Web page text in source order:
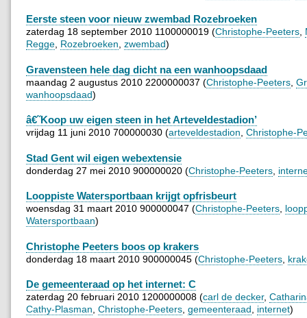
Eerste steen voor nieuw zwembad Rozebroeken
zaterdag 18 september 2010 1100000019 (Christophe-Peeters,
Regge, Rozebroeken, zwembad)
Gravensteen hele dag dicht na een wanhoopsdaad
maandag 2 augustus 2010 2200000037 (Christophe-Peeters
wanhoopsdaad)
â€˜Koop uw eigen steen in het Arteveldestadion’
vrijdag 11 juni 2010 700000030 (arteveldestadion, Christophe-
Stad Gent wil eigen webextensie
donderdag 27 mei 2010 900000020 (Christophe-Peeters
Looppiste Watersportbaan krijgt opfrisbeurt
woensdag 31 maart 2010 900000047 (Christophe-Peeters
Watersportbaan)
Christophe Peeters boos op krakers
donderdag 18 maart 2010 900000045 (Christophe-Peeters
De gemeenteraad op het internet: C
zaterdag 20 februari 2010 1200000008 (carl de decker,
Cathy-Plasman Christophe-Peeters gemeenteraad internet)